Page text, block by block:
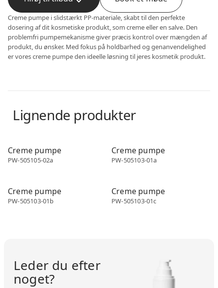
Creme pumpe i slidstærkt PP-materiale, skabt til den perfekte
dosering af dit kosmetiske produkt, som creme eller en salve. Den
problemfri pumpemekanisme giver præcis kontrol over mængden af
produkt, du ønsker. Med fokus på holdbarhed og genanvendelighed
er vores creme pumpe den ideelle løsning til jeres kosmetik produkt.
Lignende produkter
Creme pumpe
PW-505105-02a
Creme pumpe
PW-505103-01a
Creme pumpe
PW-505103-01b
Creme pumpe
PW-505103-01c
Leder du efter
noget?